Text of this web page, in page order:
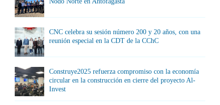
CNC celebra su sesión número 200 y 20 años, con una
reunión especial en la CDT de la CChC
Construye2025 refuerza compromiso con la economía
circular en la construcción en cierre del proyecto Al-
Invest